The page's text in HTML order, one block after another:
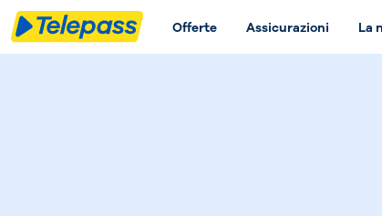
Offerte Assicurazioni La